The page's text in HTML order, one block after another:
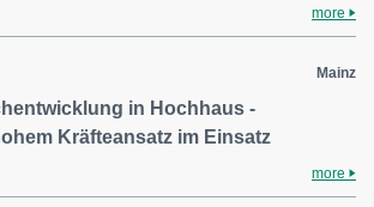
more
Mainz
in Hochhaus -
Kräfteansatz im Einsatz
more